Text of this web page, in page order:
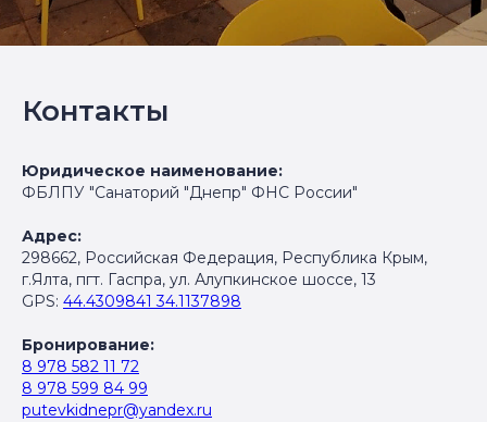
Контакты
Юридическое наименование:
ФБЛПУ "Санаторий "Днепр" ФНС России"
Адрес:
298662, Российская Федерация, Республика Крым,
г.Ялта, пгт. Гаспра, ул. Алупкинское шоссе, 13
GPS: 44.4309841 34.1137898
Бронирование:
8 978 582 11 72
8 978 599 84 99
putevkidnepr@yandex.ru